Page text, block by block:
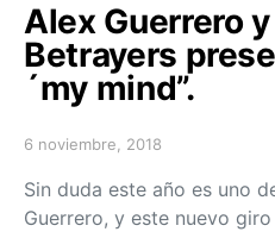
Alex Guerrero
Betrayers
´my mind”.
Posted on
6 noviembre, 2018
Sin duda este año es uno
Guerrero, y este nuevo